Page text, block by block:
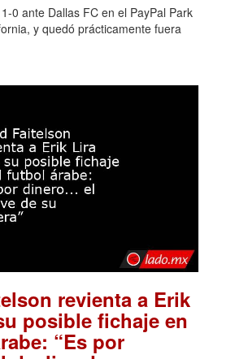
0 ante Dallas FC en el PayPal Park
y quedó prácticamente fuera
revienta a Erik
posible fichaje en
“Es por